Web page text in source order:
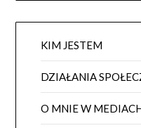
KIM JESTEM
DZIAŁANIA
O MNIE W